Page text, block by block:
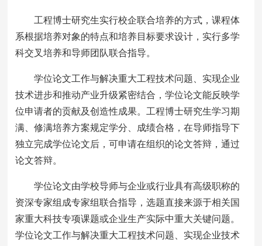
工程博士研究生实行校企联合培养的方式，课程体
系根据培养对象的特点和培养目标要求设计，实行多学
科交叉培养和导师团队联合指导。
学位论文工作与解决重大工程技术问题、实现企业
技术进步和推动产业升级紧密结合，学位论文能反映学
位申请者的贡献及创造性成果。工程博士研究生学习期
满、修满培养方案规定学分、成绩合格，在导师指导下
独立完成学位论文后，可申请在组织的论文答辩，通过
论文答辩。
学位论文由学校导师与企业或行业具有高级职称的
资深专家组成专家组联合指导，选题直接来源于相关国
家重大科技专项课题或企业生产实际中重大关键问题。
学位论文工作与解决重大工程技术问题、实现企业技术